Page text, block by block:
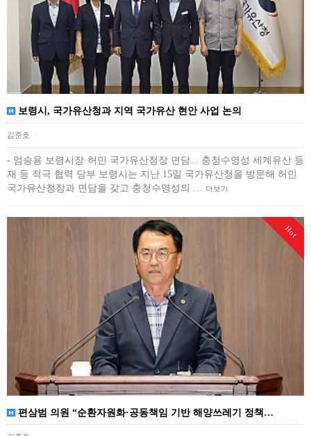
보령시, 국가유산청과 지역 국가유산 현안 사업 논의
김준호
- 엄승용 보령시장·허민 국가유산청장 면담... 충청수영성 세계유산 등
재 등 적극 협력 당부 보령시는 지난 15일 국가유산청을 방문해 허민
국가유산청장과 면담을 갖고 충청수영성의 …
더보기
Hot
편삼범 의원 “순환자원화·공동책임 기반 해양쓰레기 정책…